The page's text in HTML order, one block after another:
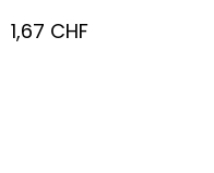
1,67 CHF